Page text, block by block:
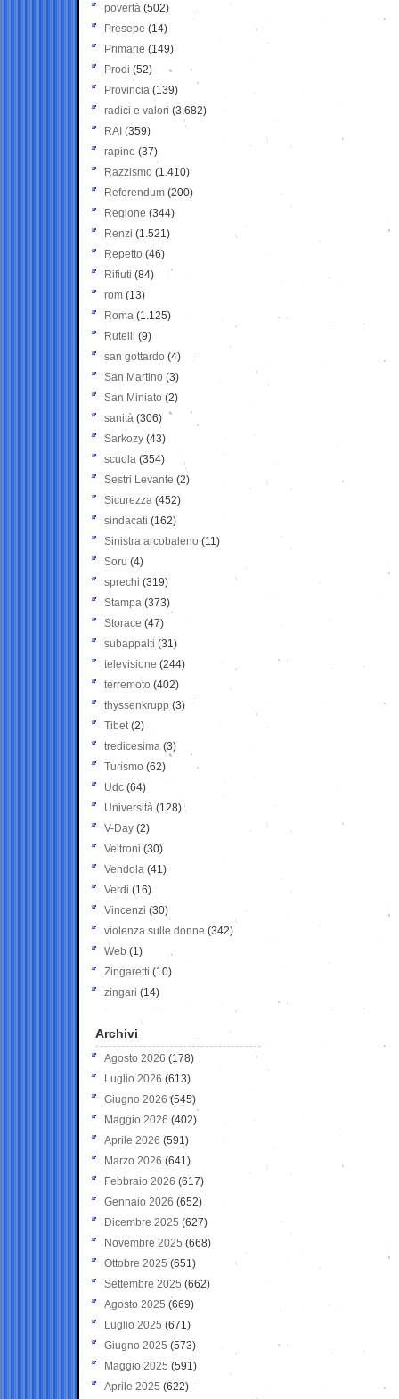
povertà (502)
Presepe (14)
Primarie (149)
Prodi (52)
Provincia (139)
radici e valori (3.682)
RAI (359)
rapine (37)
Razzismo (1.410)
Referendum (200)
Regione (344)
Renzi (1.521)
Repetto (46)
Rifiuti (84)
rom (13)
Roma (1.125)
Rutelli (9)
san gottardo (4)
San Martino (3)
San Miniato (2)
sanità (306)
Sarkozy (43)
scuola (354)
Sestri Levante (2)
Sicurezza (452)
sindacati (162)
Sinistra arcobaleno (11)
Soru (4)
sprechi (319)
Stampa (373)
Storace (47)
subappalti (31)
televisione(244)
terremoto (402)
thyssenkrupp (3)
Tibet(2)
tredicesima (3)
Turismo (62)
Udc (64)
Università (128)
V-Day (2)
Veltroni (30)
Vendola (41)
Verdi (16)
Vincenzi (30)
violenza sulle donne (342)
Web (1)
Zingaretti (10)
zingari (14)
Archivi
Agosto 2026 (178)
Luglio 2026 (613)
Giugno 2026 (545)
Maggio 2026 (402)
Aprile 2026 (591)
Marzo 2026 (641)
Febbraio 2026 (617)
Gennaio 2026 (652)
Dicembre 2025 (627)
Novembre 2025 (668)
Ottobre 2025 (651)
Settembre 2025 (662)
Agosto 2025 (669)
Luglio 2025 (671)
Giugno 2025 (573)
Maggio 2025 (591)
Aprile 2025 (622)